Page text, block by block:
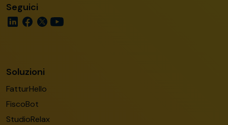
Seguici
Soluzioni
FatturHello
FiscoBot
StudioRelax